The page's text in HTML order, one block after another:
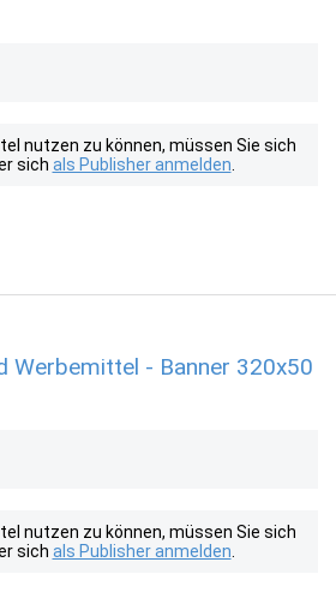
nutzen zu können, müssen Sie sich
sich als Publisher anmelden
Werbemittel - Banner 320x50
nutzen zu können, müssen Sie sich
sich als Publisher anmelden